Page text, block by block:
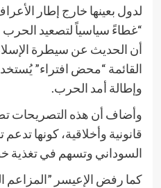
لدول بعينها خارج إطار
“غطاءً سياسياً لتصعيد
أن الحديث عن سيطرة
القائمة “محض افتراء”
وإطالة أمد الحرب.
وأضاف أن هذه التصريحات
قانونية وأخلاقية، كونها
السوداني وتسهم في تغذية
كما رفض الإعيسر ”المزاعم